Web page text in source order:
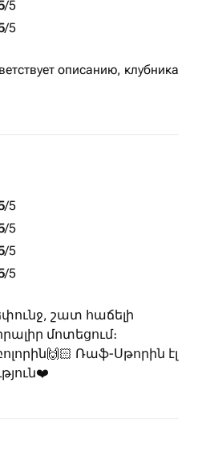
/5
/5
описанию, клубника
/5
/5
/5
/5
շատ հաճելի
մոտեցում։
Ռաֆ-Սթորին էլ